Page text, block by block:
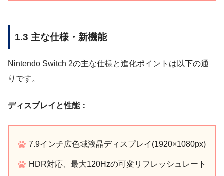
1.3 主な仕様・新機能
Nintendo Switch 2の主な仕様と進化ポイントは以下の通
りです。
ディスプレイと性能：
7.9インチ広色域液晶ディスプレイ(1920×1080px)
HDR対応、最大120Hzの可変リフレッシュレート